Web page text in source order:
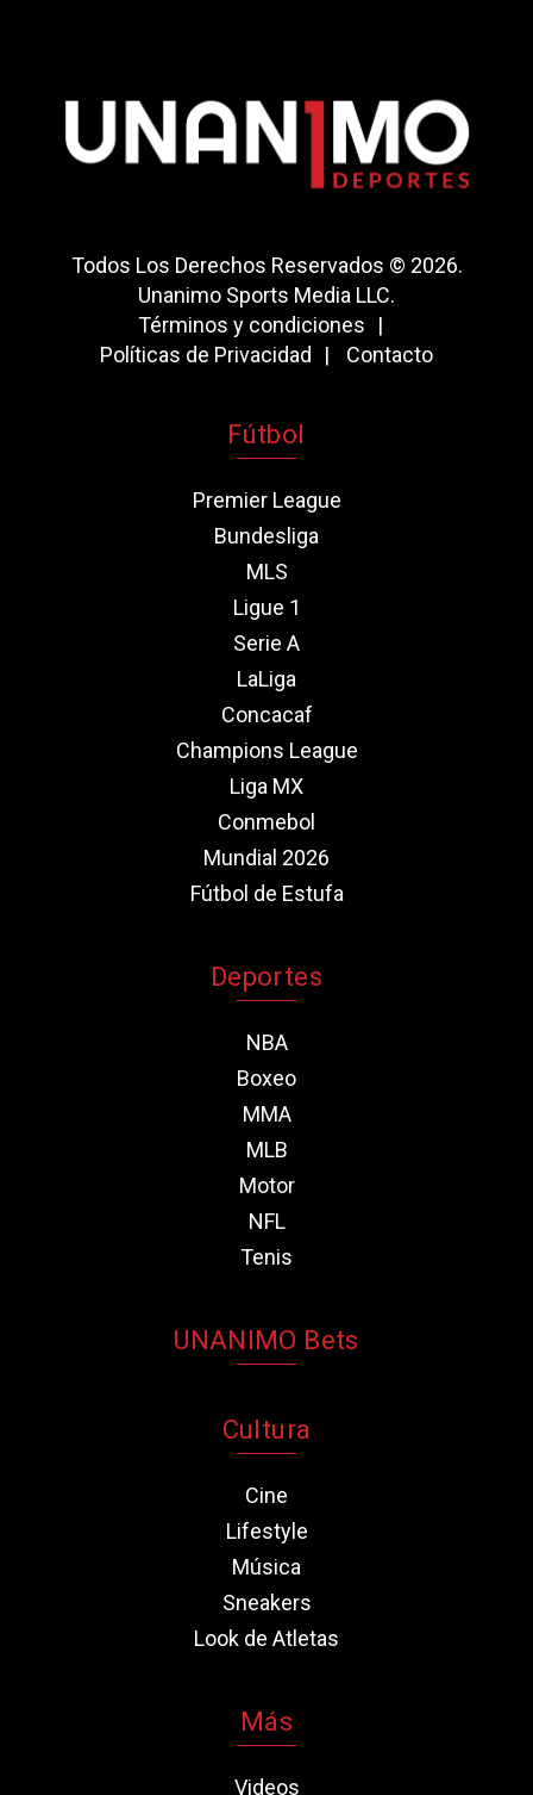
Todos Los Derechos Reservados © 2026.
Unanimo Sports Media LLC.
Términos y condiciones
Políticas de Privacidad
Contacto
Fútbol
Premier League
Bundesliga
MLS
Ligue 1
Serie A
LaLiga
Concacaf
Champions League
Liga MX
Conmebol
Mundial 2026
Fútbol de Estufa
Deportes
NBA
Boxeo
MMA
MLB
Motor
NFL
Tenis
UNANIMO Bets
Cultura
Cine
Lifestyle
Música
Sneakers
Look de Atletas
Más
Videos